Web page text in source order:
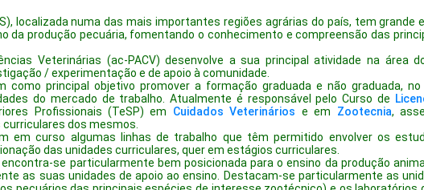
localizada numa das mais importantes regiões agrárias do país, tem grande
da produção pecuária, fomentando o conhecimento e compreensão das
Veterinárias (ac-PACV) desenvolve a sua principal atividade na área
/ experimentação e de apoio à comunidade.
como principal objetivo promover a formação graduada e não graduada,
do mercado de trabalho. Atualmente é responsável pelo Curso de
Profissionais (TeSP) em Cuidados Veterinários e em Zootecnia,
curriculares dos mesmos.
em curso algumas linhas de trabalho que têm permitido envolver os
das unidades curriculares, quer em estágios curriculares.
se particularmente bem posicionada para o ensino da produção
as suas unidades de apoio ao ensino. Destacam-se particularmente as